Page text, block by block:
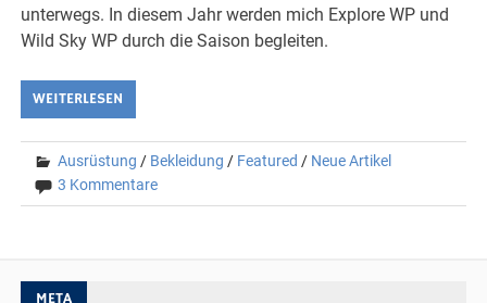
unterwegs. In diesem Jahr werden mich Explore WP und
Wild Sky WP durch die Saison begleiten.
WEITERLESEN
Ausrüstung / Bekleidung / Featured / Neue Artikel
3 Kommentare
META